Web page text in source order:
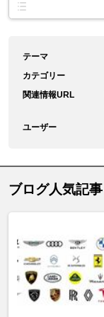
テーマ
カテゴリー
関連情報URL
ユーザー
ブログ人気記事